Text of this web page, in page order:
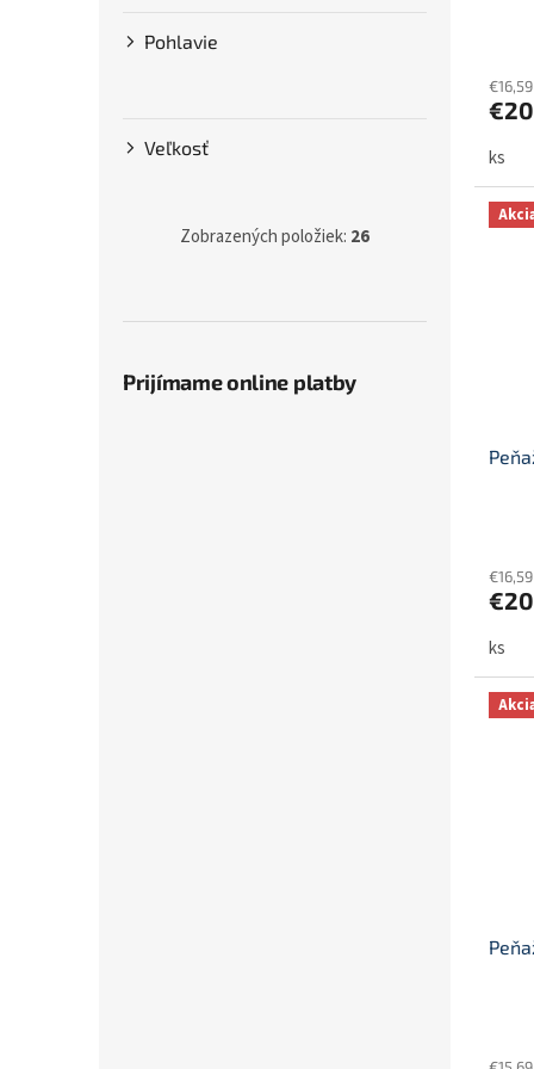
Pohlavie
Veľkosť
Zobrazených položiek: 26
Prijímame online platby
ks
ks